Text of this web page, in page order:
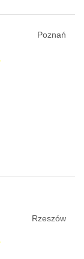
Poznań
Rzeszów